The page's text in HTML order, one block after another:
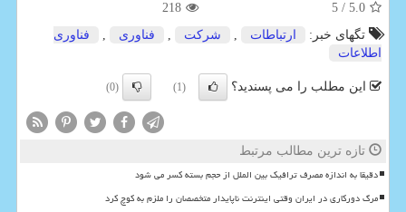
5.0
/ 5
218
تگهای خبر:
ارتباطات , شركت , فناوری ,
فناوری
اطلاعات
این مطلب را می پسندید؟ (1)
(0)
تازه ترین مطالب مرتبط
دقیقا به اندازه مصرف ترافیک بین الملل از حجم بسته کسر می شود
مرگ دورکاری در ایران وقتی اینترنت ناپایدار متخصصان را ملزم به کوچ کرد